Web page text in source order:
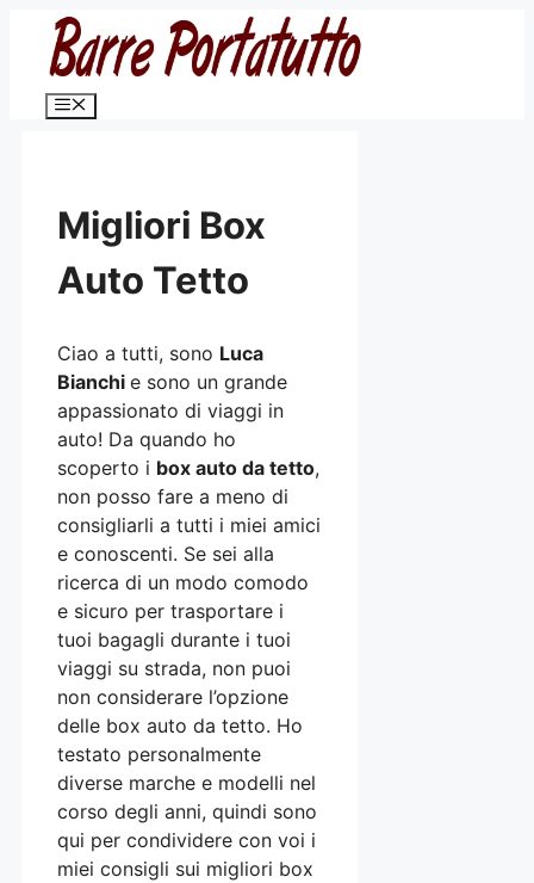
contenuto
Menu
Migliori Box
Auto Tetto
Ciao a tutti, sono Luca
Bianchi e sono un grande
appassionato di viaggi in
auto! Da quando ho
scoperto i box auto da tetto,
non posso fare a meno di
consigliarli a tutti i miei amici
e conoscenti. Se sei alla
ricerca di un modo comodo
e sicuro per trasportare i
tuoi bagagli durante i tuoi
viaggi su strada, non puoi
non considerare l’opzione
delle box auto da tetto. Ho
testato personalmente
diverse marche e modelli nel
corso degli anni, quindi sono
qui per condividere con voi i
miei consigli sui migliori box